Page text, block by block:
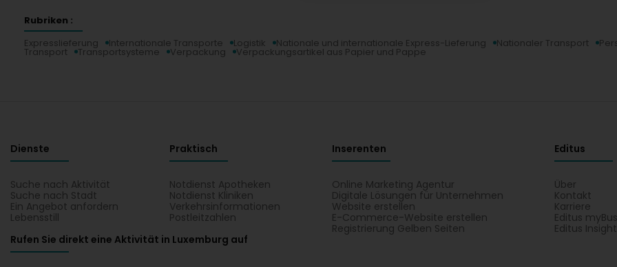
Rubriken :
Expresslieferung
Internationale Transporte Logistik Nationale und internationale Express-Lieferung Nationaler Transport
Transport Transportsysteme Verpackung Verpackungsartikel aus Papier und Pappe
Dienste
Suche nach Aktivität
Suche nach Stadt
Ein Angebot anfordern
Lebensstill
Praktisch
Notdienst Apotheken
Notdienst Kliniken
Verkehrsinformationen
Postleitzahlen
Inserenten
Online Marketing Agentur
Digitale Lösungen für Unternehmen
Website erstellen
E-Commerce-Website erstellen
Registrierung Gelben Seiten
Editus
Über
Kontakt
Karriere
Editus
Editus Insight
Rufen Sie direkt eine Aktivität in Luxemburg auf